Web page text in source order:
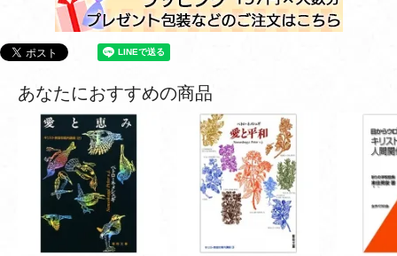
あなたにおすすめの商品